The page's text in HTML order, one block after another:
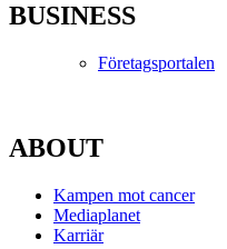
BUSINESS
Företagsportalen
ABOUT
Kampen mot cancer
Mediaplanet
Karriär